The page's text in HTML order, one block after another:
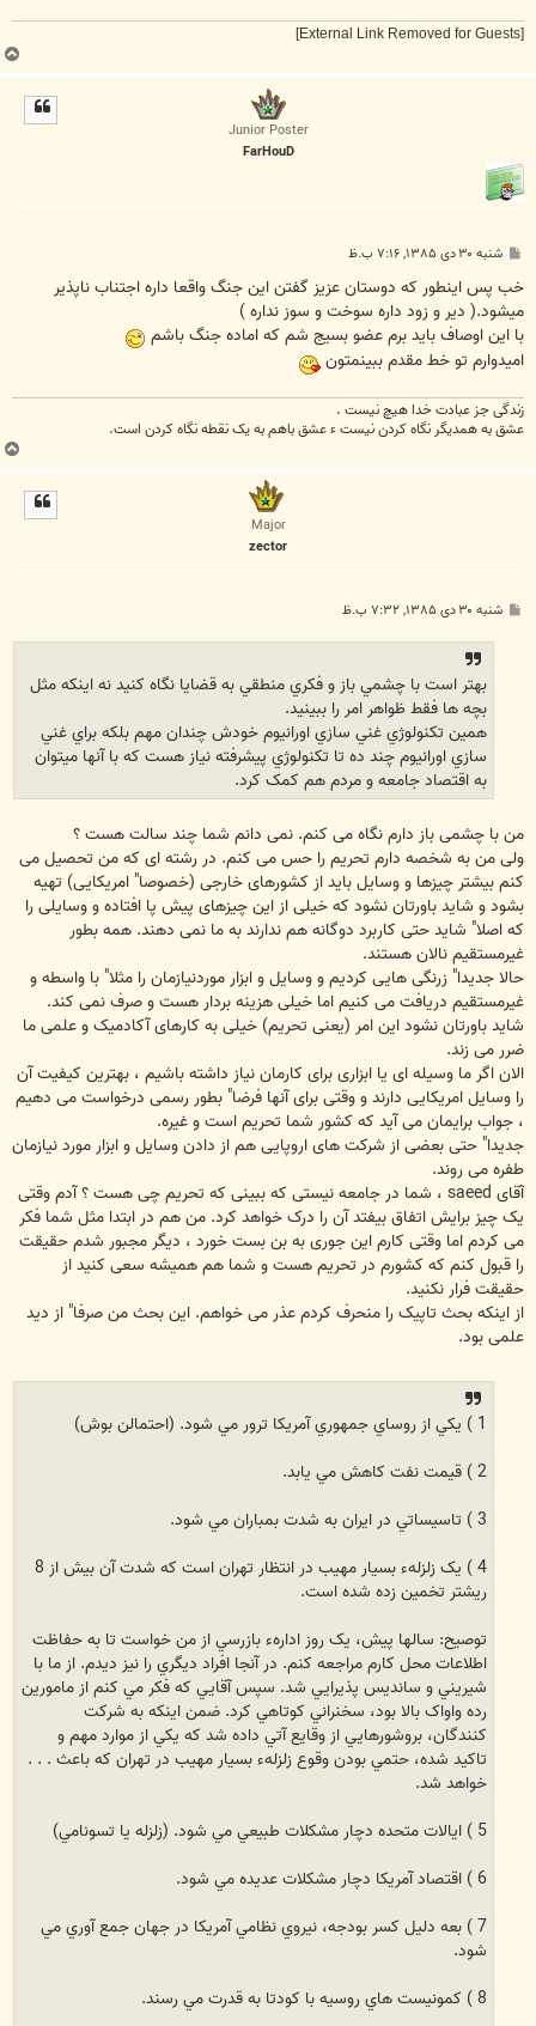
ب
ا
Junior Poster
FarHouD
پ
ت
شنبه ۳۰ دی ۱۳۸۵, ۷:۱۶ ب.ظ
خب پس اینطور که دوستان عزیز گفتن این جنگ واقعا داره اجتناب ناپذیر
میشود.( دیر و زود داره سوخت و سوز نداره )
با این اوصاف باید برم عضو بسیج شم که اماده جنگ باشم
امیدوارم تو خط مقدم ببینمتون
زندگی جز عبادت خدا هیچ نیست .
عشق به همدیگر نگاه کردن نیست ء عشق باهم به یک نقطه نگاه کردن است.
ب
ا
Major
zector
پ شنبه ۳۰ دی ۱۳۸۵, ۷:۳۲ ب.ظ
بهتر است با چشمي باز و فکري منطقي به قضايا نگاه کنيد نه اينکه مثل
بچه ها فقط ظواهر امر را ببينيد.
همين تکنولوژي غني سازي اورانيوم خودش چندان مهم بلکه براي غني
سازي اورانيوم چند ده تا تکنولوژي پيشرفته نياز هست که با آنها ميتوان
به اقتصاد جامعه و مردم هم کمک کرد.
من با چشمی باز دارم نگاه می کنم. نمی دانم شما چند سالت هست ؟
ولی من به شخصه دارم تحریم را حس می کنم. در رشته ای که من تحصیل می
کنم بیشتر چیزها و وسایل باید از کشورهای خارجی (خصوصا" امریکایی) تهیه
بشود و شاید باورتان نشود که خیلی از این چیزهای پیش پا افتاده و وسایلی را
که اصلا" شاید حتی کاربرد دوگانه هم ندارند به ما نمی دهند. همه بطور
غیرمستقیم نالان هستند.
حالا جدیدا" زرنگی هایی کردیم و وسایل و ابزار موردنیازمان را مثلا" با واسطه و
غیرمستقیم دریافت می کنیم اما خیلی هزینه بردار هست و صرف نمی کند.
شاید باورتان نشود این امر (یعنی تحریم) خیلی به کارهای آکادمیک و علمی ما
ضرر می زند.
الان اگر ما وسیله ای یا ابزاری برای کارمان نیاز داشته باشیم ، بهترین کیفیت آن
را وسایل امریکایی دارند و وقتی برای آنها فرضا" بطور رسمی درخواست می دهیم
، جواب برایمان می آید که کشور شما تحریم است و غیره.
جدیدا" حتی بعضی از شرکت های اروپایی هم از دادن وسایل و ابزار مورد نیازمان
طفره می روند.
آقای saeed ، شما در جامعه نیستی که ببینی که تحریم چی هست ؟ آدم وقتی
یک چیز برایش اتفاق بیفتد آن را درک خواهد کرد. من هم در ابتدا مثل شما فکر
می کردم اما وقتی کارم این جوری به بن بست خورد ، دیگر مجبور شدم حقیقت
را قبول کنم که کشورم در تحریم هست و شما هم همیشه سعی کنید از
حقیقت فرار نکنید.
از اینکه بحث تاپیک را منحرف کردم عذر می خواهم. این بحث من صرفا" از دید
علمی بود.
1 ) يکي از روساي جمهوري آمريکا ترور مي شود. (احتمالن بوش)
2 ) قيمت نفت کاهش مي يابد.
3 ) تاسيساتي در ايران به شدت بمباران مي شود.
4 ) يک زلزلهء بسيار مهيب در انتظار تهران است که شدت آن بيش از 8
ريشتر تخمين زده شده است.
توصيح: سالها پيش، يک روز ادارهء بازرسي از من خواست تا به حفاظت
اطلاعات محل کارم مراجعه کنم. در آنجا افراد ديگري را نيز ديدم. از ما با
شيريني و سانديس پذيرايي شد. سپس آقايي که فکر مي کنم از مامورين
رده واواک بالا بود، سخنراني کوتاهي کرد. ضمن اينکه به شرکت
کنندگان، بروشورهايي از وقايع آتي داده شد که يکي از موارد مهم و
تاکيد شده، حتمي بودن وقوع زلزلهء بسيار مهيب در تهران که باعث . . .
خواهد شد.
5 ) ايالات متحده دچار مشکلات طبيعي مي شود. (زلزله يا تسونامي)
6 ) اقتصاد آمريکا دچار مشکلات عديده مي شود.
7 ) بعه دليل کسر بودجه، نيروي نظامي آمريکا در جهان جمع آوري مي
شود.
8 ) کمونيست هاي روسيه با کودتا به قدرت مي رسند.